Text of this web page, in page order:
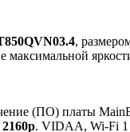
,
(ПО) платы
. VIDAA, Wi-Fi 1